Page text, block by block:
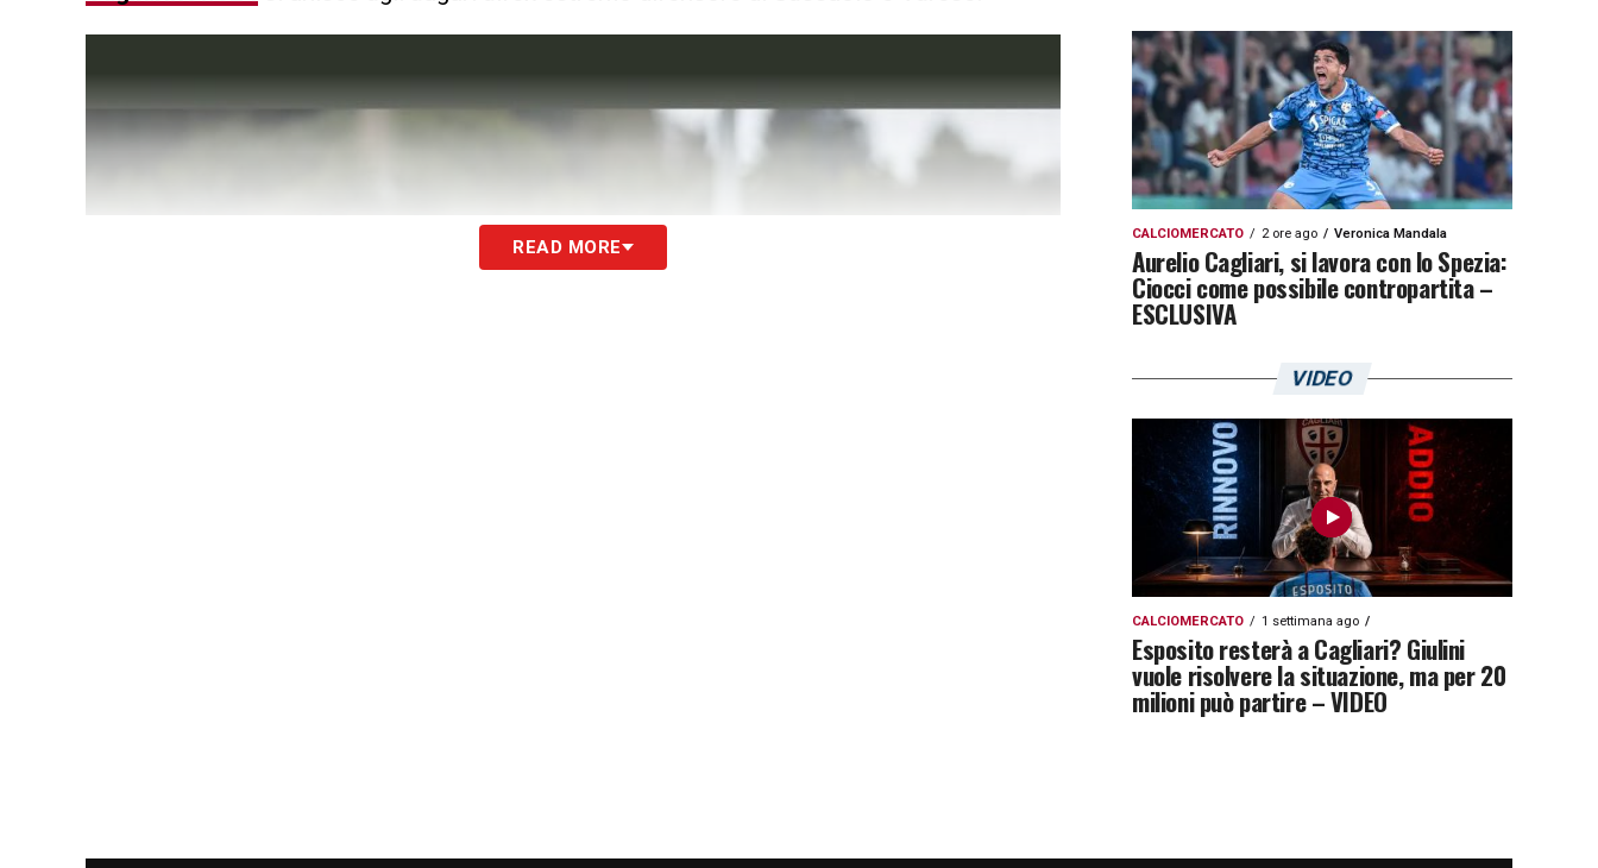
READ MORE
CALCIOMERCATO 2 ore ago Veronica Mandala
Aurelio Cagliari, si lavora con lo Spezia:
Ciocci come possibile contropartita –
ESCLUSIVA
VIDEO
CALCIOMERCATO 1 settimana ago
Esposito resterà a Cagliari? Giulini
vuole risolvere la situazione, ma per 20
milioni può partire – VIDEO